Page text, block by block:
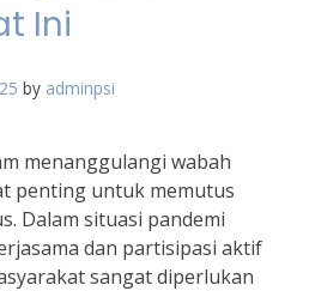
Ini
by adminpsi
menanggulangi wabah
penting untuk memutus
Dalam situasi pandemi
dan partisipasi aktif
sangat diperlukan